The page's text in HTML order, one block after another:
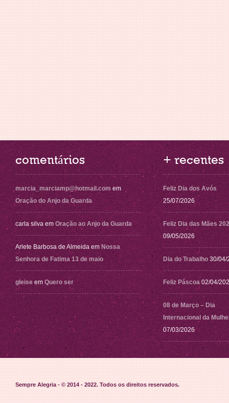
comentários
marcia_marciamp@hotmail.com em
Oração do Anjo da Guarda
carla silva em Oração ao Anjo da Guarda
Arlete Barbosa de Almeida em Nossa
Senhora de Fatima 13 de maio
gleise em Quero ser
+ recentes
Feliz Dia dos Avós
25/07/2026
Feliz Dia das Mães
09/05/2026
Dia do Trabalho 30/04/
Feliz Páscoa 02/04/
08 de Março – Dia
Internacional da
07/03/2026
Sempre Alegria - © 2014 - 2022. Todos os direitos reservados.